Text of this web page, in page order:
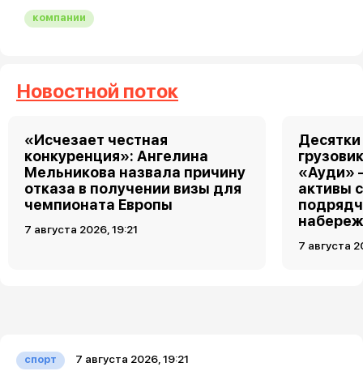
компании
Новостной поток
«Исчезает честная
конкуренция»: Ангелина
Мельникова назвала причину
отказа в получении визы для
чемпионата Европы
7 августа 2026, 19:21
«Ауди»
активы
7 августа
спорт 7 августа 2026, 19:21